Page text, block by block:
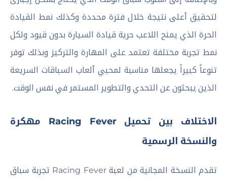
لتحقيق أعلى نتيجة خلال فترة محددة وكذلك نمط القيادة
الحرة الذي يمنح اللاعب حرية قيادة السيارة بدون قيود ولكل
نمط تجربة مختلفة تعتمد على المهارة والتركيز وبذلك توفر
تنوعاً كبيراً يجعلها مناسبة لمحبي ألعاب السباقات السريعة
الذين يبحثون عن التحدي والتطوير المستمر في نفس الوقت.
الاختلاف بين تحميل Racing Fever مهكرة
والنسخة الرسمية
تقدم النسخة المجانية من لعبة Racing Fever تجربة سباق